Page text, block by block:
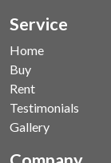
Service
Home
Buy
Rent
Testimonials
Gallery